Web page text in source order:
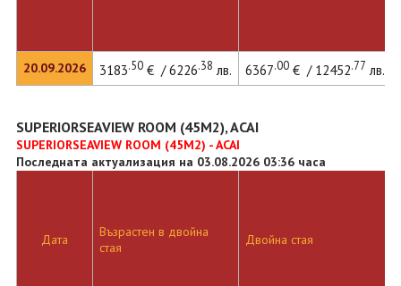
20.09.2026 3183.50€ / 6226.38 лв. 6367.00€ / 12452.77 лв.
SUPERIORSEAVIEW ROOM (45M2), ACAI
SUPERIORSEAVIEW ROOM (45M2) - ACAI
Последната актуализация на 03.08.2026 03:36 часа
Дата
Възрастен в двойна
стая
Двойна стая